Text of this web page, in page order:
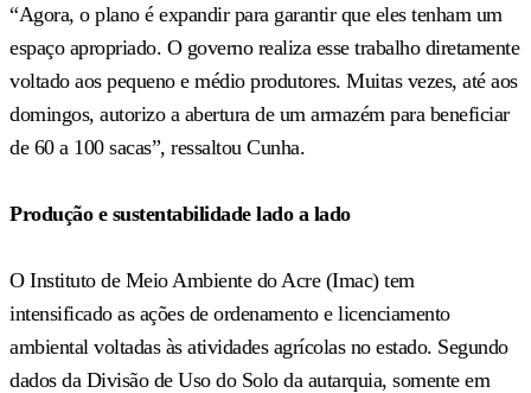
“Agora, o plano é expandir para garantir que eles tenham um
espaço apropriado. O governo realiza esse trabalho diretamente
voltado aos pequeno e médio produtores. Muitas vezes, até aos
domingos, autorizo a abertura de um armazém para beneficiar
de 60 a 100 sacas”, ressaltou Cunha.
Produção e sustentabilidade lado a lado
O Instituto de Meio Ambiente do Acre (Imac) tem
intensificado as ações de ordenamento e licenciamento
ambiental voltadas às atividades agrícolas no estado. Segundo
dados da Divisão de Uso do Solo da autarquia, somente em